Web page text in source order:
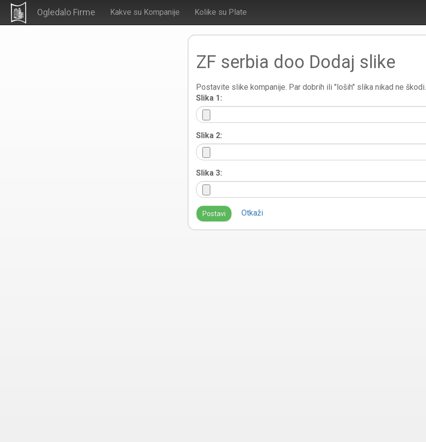
Ogledalo Firme Kakve su Kompanije Kolike su Plate
ZF serbia doo Dodaj slike
Postavite slike kompanije. Par dobrih ili "loših" slika nikad ne škodi.
Slika 1:
Slika 2:
Slika 3:
Postavi Otkaži